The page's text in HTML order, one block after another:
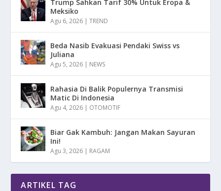
Trump Sahkan Tarif 30% Untuk Eropa &
Meksiko
Agu 6, 2026 |TREND
Beda Nasib Evakuasi Pendaki Swiss vs
Juliana
Agu 5, 2026 | NEWS
Rahasia Di Balik Populernya Transmisi
Matic Di Indonesia
Agu 4, 2026 | OTOMOTIF
Biar Gak Kambuh: Jangan Makan Sayuran
Ini!
Agu 3, 2026 | RAGAM
ARTIKEL TAG